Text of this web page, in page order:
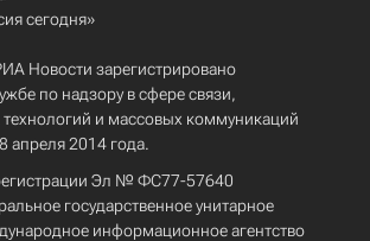
сегодня»
Новости зарегистрировано
по надзору в сфере связи,
и массовых коммуникаций
апреля 2014 года.
Эл № ФС77-57640
государственное унитарное
информационное агентство